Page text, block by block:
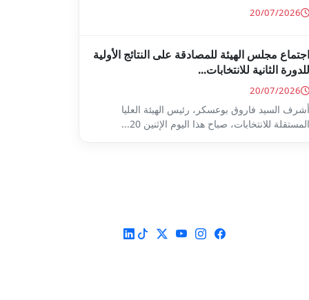
20/07/2026
اجتماع مجلس الهيئة للمصادقة على النتائج الأولية
للدورة الثانية للانتخابات...
20/07/2026
أشرف السيد فاروق بوعسكر، رئيس الهيئة العليا
المستقلة للانتخابات، صباح هذا اليوم الإثنين 20...